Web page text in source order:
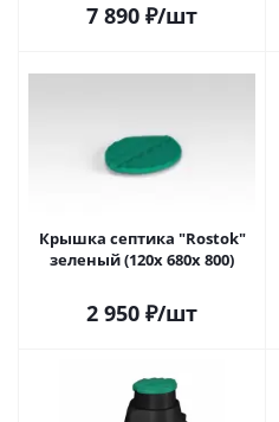
7 890 ₽/шт
Крышка септика "Rostok"
зеленый (120х 680х 800)
2 950 ₽/шт